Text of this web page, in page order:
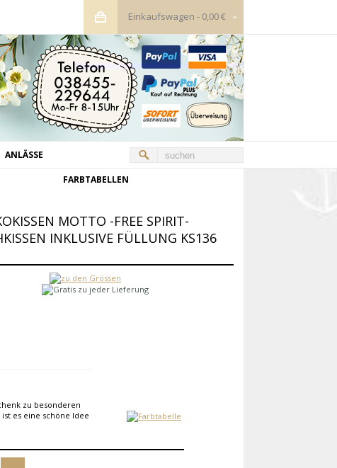
Einkaufswagen - 0,00 €
ANLÄSSE
FARBTABELLEN
MOTTO -FREE SPIRIT-
INKLUSIVE FÜLLUNG KS136
zu besonderen
es eine schöne Idee